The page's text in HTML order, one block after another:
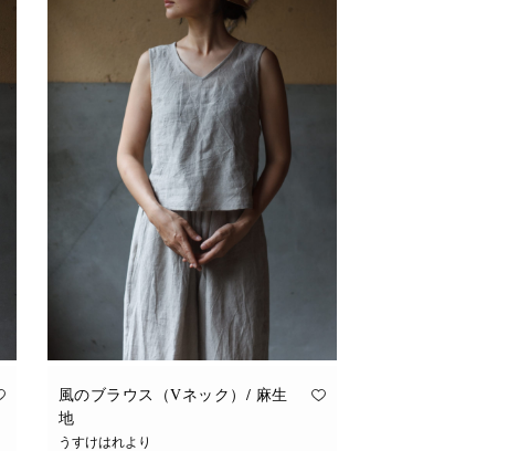
風のブラウス（Vネック）/ 麻生
地
うすけはれより